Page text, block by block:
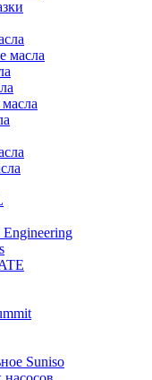
масла
Suniso